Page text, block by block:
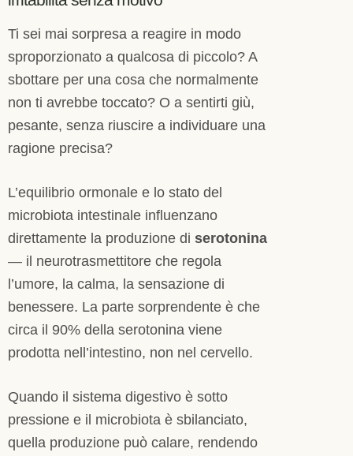
Ti sei mai sorpresa a reagire in modo
sproporzionato a qualcosa di piccolo? A
sbottare per una cosa che normalmente
non ti avrebbe toccato? O a sentirti giù,
pesante, senza riuscire a individuare una
ragione precisa?
L’equilibrio ormonale e lo stato del
microbiota intestinale influenzano
direttamente la produzione di serotonina
— il neurotrasmettitore che regola
l’umore, la calma, la sensazione di
benessere. La parte sorprendente è che
circa il 90% della serotonina viene
prodotta nell’intestino, non nel cervello.
Quando il sistema digestivo è sotto
pressione e il microbiota è sbilanciato,
quella produzione può calare, rendendo